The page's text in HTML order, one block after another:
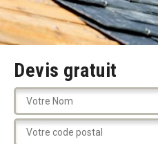
Devis gratuit